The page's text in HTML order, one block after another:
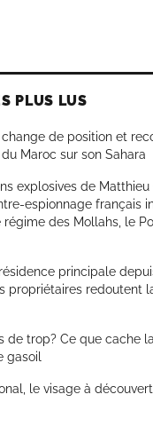
PLUS LUS
change de position et
Maroc sur son Sahara
explosives de
espionnage français
régime des Mollahs, le
principale
propriétaires redoutent
de trop? Ce que cache
gasoil
le visage à